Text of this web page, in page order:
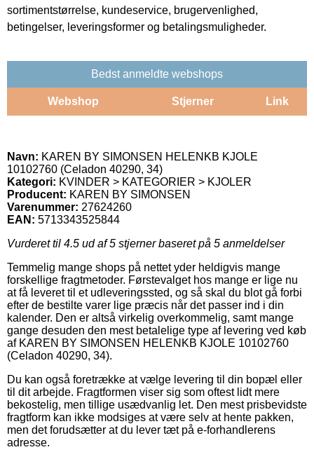
sortimentstørrelse, kundeservice, brugervenlighed,
betingelser, leveringsformer og betalingsmuligheder.
Bedst anmeldte webshops
Webshop Stjerner Link
Navn: KAREN BY SIMONSEN HELENKB KJOLE
10102760 (Celadon 40290, 34)
Kategori: KVINDER > KATEGORIER > KJOLER
Producent: KAREN BY SIMONSEN
Varenummer: 27624260
EAN: 5713343525844
Vurderet til 4.5 ud af 5 stjerner baseret på 5 anmeldelser
Temmelig mange shops på nettet yder heldigvis mange
forskellige fragtmetoder. Førstevalget hos mange er lige nu
at få leveret til et udleveringssted, og så skal du blot gå forbi
efter de bestilte varer lige præcis når det passer ind i din
kalender. Den er altså virkelig overkommelig, samt mange
gange desuden den mest betalelige type af levering ved køb
af KAREN BY SIMONSEN HELENKB KJOLE 10102760
(Celadon 40290, 34).
Du kan også foretrække at vælge levering til din bopæl eller
til dit arbejde. Fragtformen viser sig som oftest lidt mere
bekostelig, men tillige usædvanlig let. Den mest prisbevidste
fragtform kan ikke modsiges at være selv at hente pakken,
men det forudsætter at du lever tæt på e-forhandlerens
adresse.